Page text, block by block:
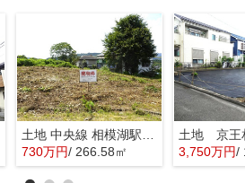
土地 中央線 相模湖駅 寸沢嵐 住宅地
730万円/ 266.58㎡ 3,750万円/